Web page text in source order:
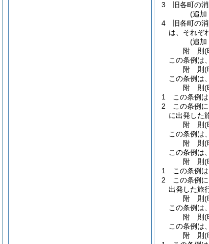
3
旧各町の
(追加
4
旧各町の
は、それぞ
(追加
附 則(
この条例は
附 則(
この条例は
附 則(
1
この条例
2
この条例
に出発した
附 則(
この条例は
附 則(
この条例は
附 則(
1
この条例
2
この条例
出発した旅
附 則(
この条例は
附 則(
この条例は
附 則(